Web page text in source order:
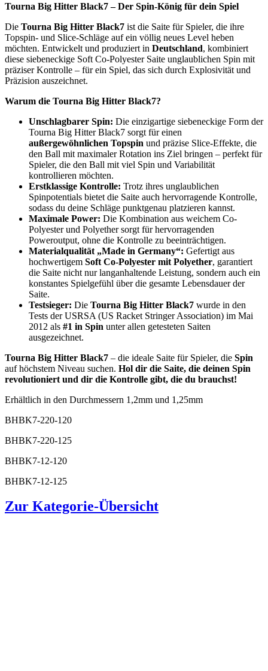
Tourna Big Hitter Black7 – Der Spin-König für dein Spiel
Die Tourna Big Hitter Black7 ist die Saite für Spieler, die ihre
Topspin- und Slice-Schläge auf ein völlig neues Level heben
möchten. Entwickelt und produziert in Deutschland, kombiniert
diese siebeneckige Soft Co-Polyester Saite unglaublichen Spin mit
präziser Kontrolle – für ein Spiel, das sich durch Explosivität und
Präzision auszeichnet.
Warum die Tourna Big Hitter Black7?
Unschlagbarer Spin: Die einzigartige siebeneckige Form der
Tourna Big Hitter Black7 sorgt für einen
außergewöhnlichen Topspin und präzise Slice-Effekte, die
den Ball mit maximaler Rotation ins Ziel bringen – perfekt für
Spieler, die den Ball mit viel Spin und Variabilität
kontrollieren möchten.
Erstklassige Kontrolle: Trotz ihres unglaublichen
Spinpotentials bietet die Saite auch hervorragende Kontrolle,
sodass du deine Schläge punktgenau platzieren kannst.
Maximale Power: Die Kombination aus weichem Co-
Polyester und Polyether sorgt für hervorragenden
Poweroutput, ohne die Kontrolle zu beeinträchtigen.
Materialqualität „Made in Germany“: Gefertigt aus
hochwertigem Soft Co-Polyester mit Polyether, garantiert
die Saite nicht nur langanhaltende Leistung, sondern auch ein
konstantes Spielgefühl über die gesamte Lebensdauer der
Saite.
Testsieger: Die Tourna Big Hitter Black7 wurde in den
Tests der USRSA (US Racket Stringer Association) im Mai
2012 als #1 in Spin unter allen getesteten Saiten
ausgezeichnet.
Tourna Big Hitter Black7 – die ideale Saite für Spieler, die Spin
auf höchstem Niveau suchen. Hol dir die Saite, die deinen Spin
revolutioniert und dir die Kontrolle gibt, die du brauchst!
Erhältlich in den Durchmessern 1,2mm und 1,25mm
BHBK7-220-120
BHBK7-220-125
BHBK7-12-120
BHBK7-12-125
Zur Kategorie-Übersicht